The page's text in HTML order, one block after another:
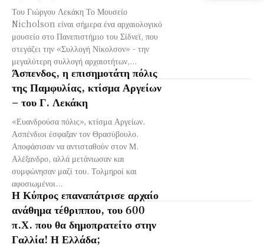
Του Γιώργου Λεκάκη Το Μουσείο
Nicholson είναι σήμερα ένα αρχαιολογικό
μουσείο στο Πανεπιστήμιο του Σίδνεϊ, που
στεγάζει την «Συλλογή Νίκολσον» - την
μεγαλύτερη συλλογή αρχαιοτήτων,...
Άσπενδος, η επισημοτάτη πόλις
της Παμφυλίας, κτίσμα Αργείων
– του Γ. Λεκάκη
«Ευανδρούσα πόλις», κτίσμα Αργείων.
Ασπένδιοι έσφαξαν τον Θρασύβουλο.
Αποφάσισαν να αντισταθούν στον Μ.
Αλέξανδρο, αλλά μετάνιωσαν και
συμφώνησαν μαζί του. Τολμηροί και
αφοσιωμένοι...
Η Κύπρος επαναπάτρισε αρχαίο
ανάθημα τέθριππου, του 600
π.Χ. που θα δημοπρατείτο στην
Γαλλία! Η Ελλάδα;